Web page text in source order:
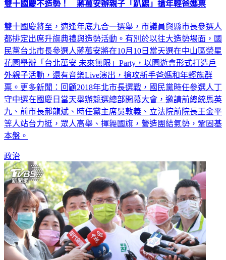
雙十國慶將至，適逢年底九合一選舉，市議員與縣市長參選人
都排定出席升旗典禮與造勢活動。有別於以往大造勢場面，國
民黨台北市長參選人蔣萬安將在10月10日當天選在中山區榮星
花園舉辦「台北萬安 未來無限」Party，以園遊會形式打造戶
外親子活動，還有音樂Live演出，搶攻新手爸媽和年輕族群
票。更多新聞：回顧2018年北市長選戰，國民黨時任參選人丁
守中選在國慶日當天舉辦競選總部開幕大會，邀請前總統馬英
九、前市長郝龍斌、時任黨主席吳敦義、立法院前院長王金平
等人站台力挺，眾人高舉、揮舞國旗，營造團結氣勢，鞏固基
政治